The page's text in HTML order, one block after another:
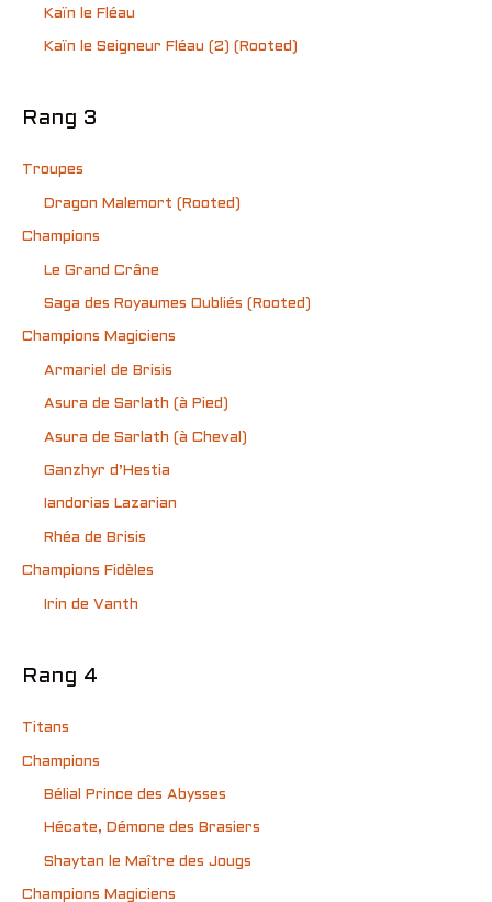
Kaïn le Fléau
Kaïn le Seigneur Fléau (2) (Rooted)
Rang 3
Troupes
Dragon Malemort (Rooted)
Champions
Le Grand Crâne
Saga des Royaumes Oubliés (Rooted)
Champions Magiciens
Armariel de Brisis
Asura de Sarlath (à Pied)
Asura de Sarlath (à Cheval)
Ganzhyr d’Hestia
Iandorias Lazarian
Rhéa de Brisis
Champions Fidèles
Irin de Vanth
Rang 4
Titans
Champions
Bélial Prince des Abysses
Hécate, Démone des Brasiers
Shaytan le Maître des Jougs
Champions Magiciens